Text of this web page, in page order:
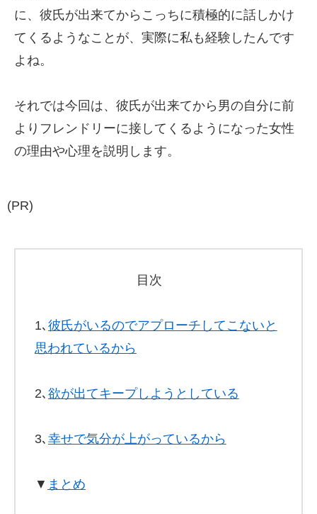
に、彼氏が出来てからこっちに積極的に話しかけ
てくるようなことが、実際に私も経験したんです
よね。
それでは今回は、彼氏が出来てから男の自分に前
よりフレンドリーに接してくるようになった女性
の理由や心理を説明します。
(PR)
目次
1､ 彼氏がいるのでアプローチしてこないと
思われているから
2､ 欲が出てキープしようとしている
3､ 幸せで気分が上がっているから
▼ まとめ